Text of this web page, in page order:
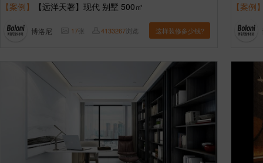
【案例】 【远洋天著】现代 别墅 500㎡
博洛尼 17张 4133267浏览 这样装修多少钱?
【案例